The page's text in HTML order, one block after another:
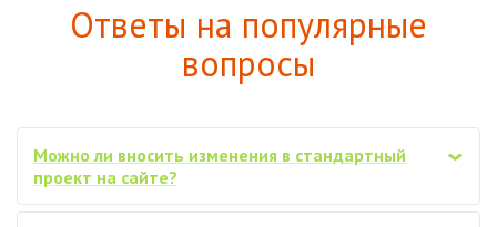
Ответы на популярные
вопросы
‹
Можно ли вносить изменения в стандартный
проект на сайте?